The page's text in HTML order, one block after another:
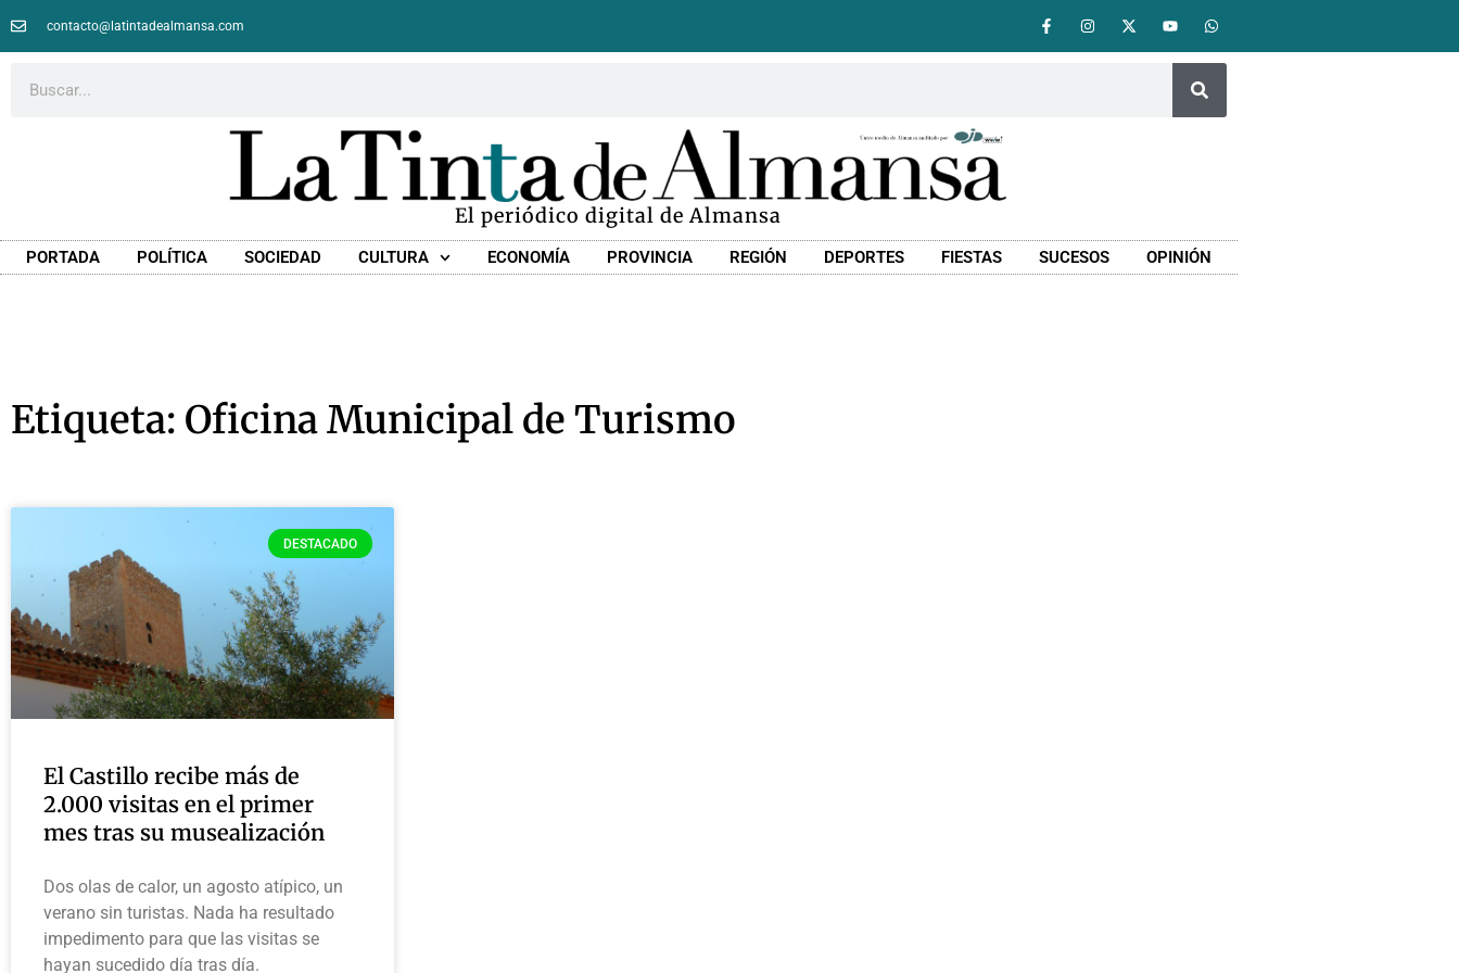
contacto@latintadealmansa.com
El periódico digital de Almansa
PORTADA POLÍTICA SOCIEDAD CULTURA ECONOMÍA PROVINCIA REGIÓN DEPORTES FIESTAS SUCESOS OPINIÓN
Etiqueta: Oficina Municipal de Turismo
DESTACADO
El Castillo recibe más de
2.000 visitas en el primer
mes tras su musealización
Dos olas de calor, un agosto atípico, un
verano sin turistas. Nada ha resultado
impedimento para que las visitas se
hayan sucedido día tras día.